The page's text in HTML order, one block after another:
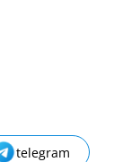
telegram